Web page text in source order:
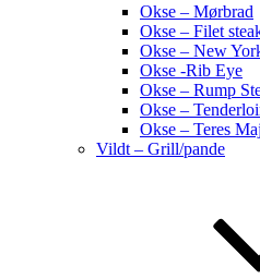
Okse – Mørbrad
Okse – Filet
Okse – New
Okse -Rib Eye
Okse – Rump
Okse –
Okse – Teres
Vildt – Grill/pande